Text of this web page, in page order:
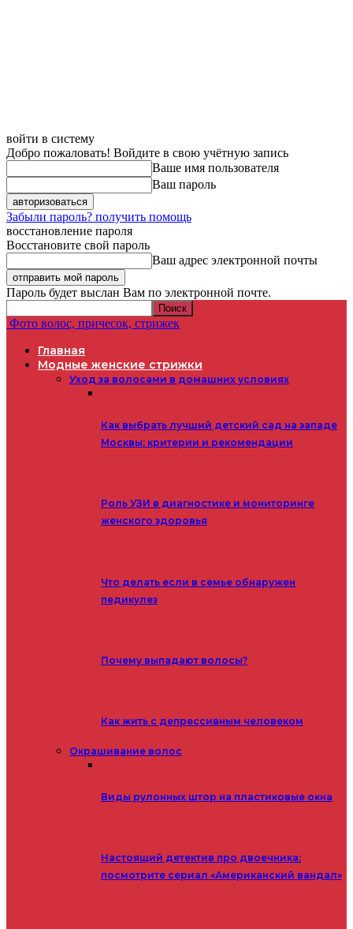
войти в систему
Добро пожаловать! Войдите в свою учётную запись
Ваше имя пользователя
Ваш пароль
Забыли пароль? получить помощь
восстановление пароля
Восстановите свой пароль
Ваш адрес электронной почты
Пароль будет выслан Вам по электронной почте.
Фото волос, причесок, стрижек
Главная
Модные женские стрижки
Уход за волосами в домашних условиях
Как выбрать лучший детский сад на западе
Москвы: критерии и рекомендации
Роль УЗИ в диагностике и мониторинге
женского здоровья
Что делать если в семье обнаружен
педикулез
Почему выпадают волосы?
Как жить с депрессивным человеком
Окрашивание волос
Виды рулонных штор на пластиковые окна
Настоящий детектив про двоечника:
посмотрите сериал «Американский вандал»